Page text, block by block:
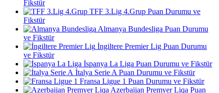
Fikstür
TFF 3.Lig 4.Grup Puan Durumu ve
Fikstür
Almanya Bundesliga Puan Durumu
ve Fikstür
İngiltere Premier Lig Puan Durumu
ve Fikstür
İspanya La Liga Puan Durumu ve Fikstür
İtalya Serie A Puan Durumu ve Fikstür
Fransa Ligue 1 Puan Durumu ve Fikstür
Azerbaijan Premyer Liqa Puan